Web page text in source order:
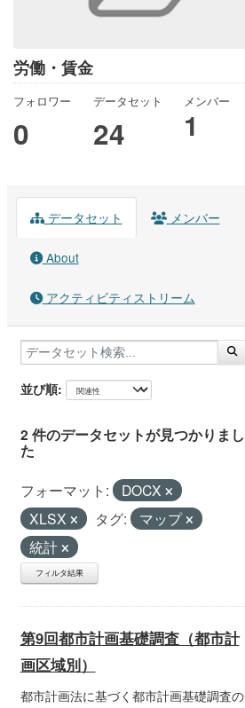
労働・賃金
フォロワー
0
データセット
24
メンバー
1
データセット メンバー
About
アクティビティストリーム
並び順
2 件のデータセットが見つかりまし
た
フォーマット:
DOCX
XLSX
タグ:
マップ
統計
フィルタ結果
第9回都市計画基礎調査（都市計
画区域別）
都市計画法に基づく都市計画基礎調査の